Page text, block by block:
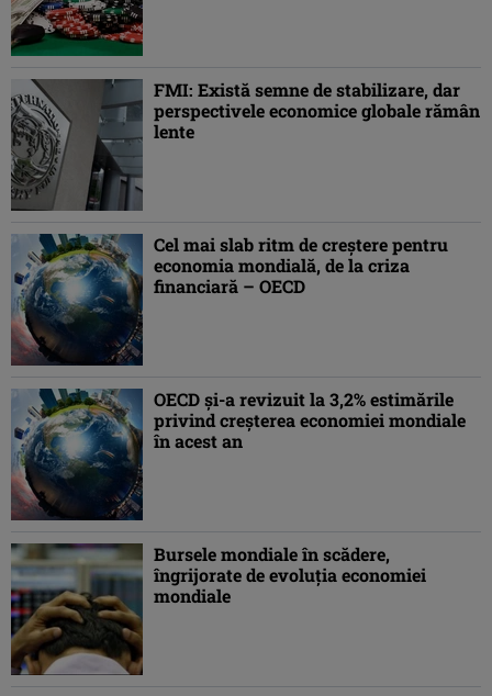
FMI: Există semne de stabilizare, dar
perspectivele economice globale rămân
lente
Cel mai slab ritm de creştere pentru
economia mondială, de la criza
financiară – OECD
OECD şi-a revizuit la 3,2% estimările
privind creşterea economiei mondiale
în acest an
Bursele mondiale în scădere,
îngrijorate de evoluţia economiei
mondiale